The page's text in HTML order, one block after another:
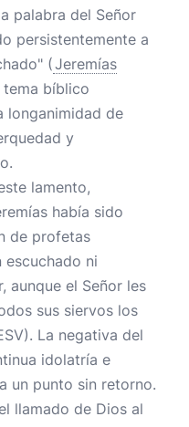
palabra del Señor
persistentemente a
(Jeremías
tema bíblico
longanimidad de
y
lamento,
había sido
de profetas
escuchado ni
aunque el Señor les
sus siervos los
La negativa del
idolatría e
un punto sin retorno.
llamado de Dios al